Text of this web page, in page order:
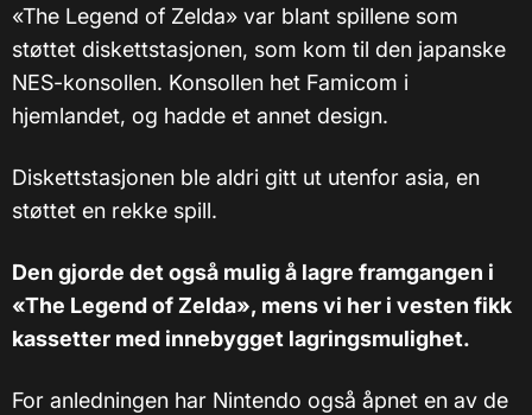
«The Legend of Zelda» var blant spillene som
støttet diskettstasjonen, som kom til den japanske
NES-konsollen. Konsollen het Famicom i
hjemlandet, og hadde et annet design.
Diskettstasjonen ble aldri gitt ut utenfor asia, en
støttet en rekke spill.
Den gjorde det også mulig å lagre framgangen i
«The Legend of Zelda», mens vi her i vesten fikk
kassetter med innebygget lagringsmulighet.
For anledningen har Nintendo også åpnet en av de